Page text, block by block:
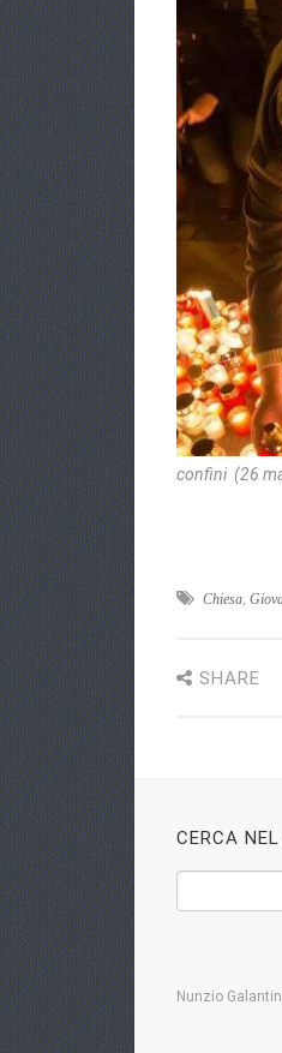
confini (26
Chiesa,
SHARE
CERCA
Nunzio